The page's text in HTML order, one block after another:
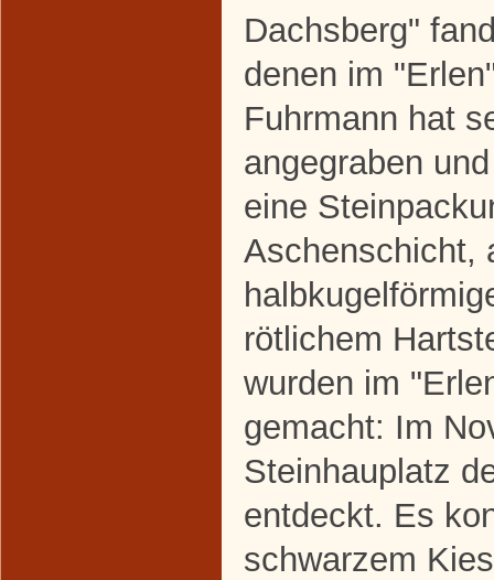
Dachsberg"
denen im
Fuhrmann hat
angegraben
eine
Aschenschicht,
rötlichem
wurden im
gemacht: Im
Steinhauplatz
entdeckt. Es
schwarzem